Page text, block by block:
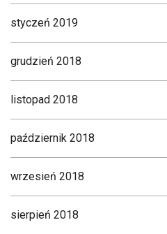
styczeń 2019
grudzień 2018
listopad 2018
październik 2018
wrzesień 2018
sierpień 2018